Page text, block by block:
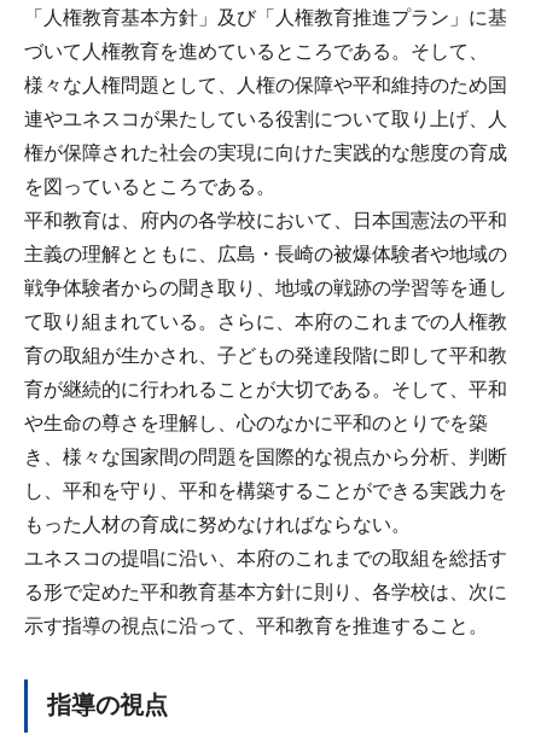
「人権教育基本方針」及び「人権教育推進プラン」に基
づいて人権教育を進めているところである。そして、
様々な人権問題として、人権の保障や平和維持のため国
連やユネスコが果たしている役割について取り上げ、人
権が保障された社会の実現に向けた実践的な態度の育成
を図っているところである。
平和教育は、府内の各学校において、日本国憲法の平和
主義の理解とともに、広島・長崎の被爆体験者や地域の
戦争体験者からの聞き取り、地域の戦跡の学習等を通し
て取り組まれている。さらに、本府のこれまでの人権教
育の取組が生かされ、子どもの発達段階に即して平和教
育が継続的に行われることが大切である。そして、平和
や生命の尊さを理解し、心のなかに平和のとりでを築
き、様々な国家間の問題を国際的な視点から分析、判断
し、平和を守り、平和を構築することができる実践力を
もった人材の育成に努めなければならない。
ユネスコの提唱に沿い、本府のこれまでの取組を総括す
る形で定めた平和教育基本方針に則り、各学校は、次に
示す指導の視点に沿って、平和教育を推進すること。
指導の視点